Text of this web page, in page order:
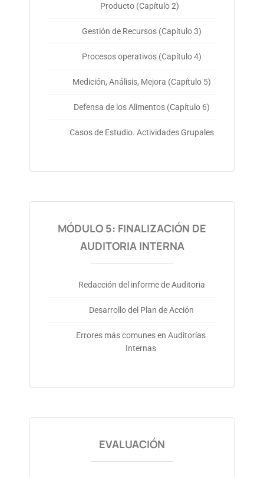
Producto (Capítulo 2)
Gestión de Recursos (Capítulo 3)
Procesos operativos (Capítulo 4)
Medición, Análisis, Mejora (Capítulo 5)
Defensa de los Alimentos (Capítulo 6)
Casos de Estudio. Actividades Grupales
MÓDULO 5: FINALIZACIÓN DE
AUDITORIA INTERNA
Redacción del informe de Auditoria
Desarrollo del Plan de Acción
Errores más comunes en Auditorías
Internas
EVALUACIÓN